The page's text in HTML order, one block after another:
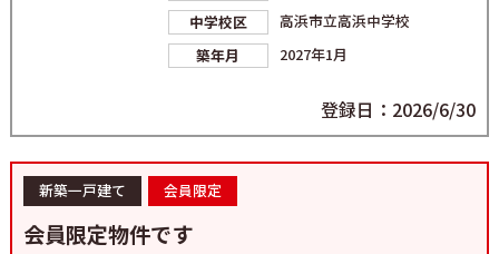
中学校区
高浜市立高浜中学校
築年月
2027年1月
登録日：2026/6/30
新築一戸建て 会員限定
会員限定物件です